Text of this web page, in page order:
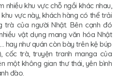
khu vực chỗ ngồi khác nhau,
vực này, khách hàng có thể trải
trà của người Nhật. Bên cạnh đó
vật dụng mang văn hóa Nhật
hay như quán còn bày trên kệ búp
cốc trà, truyện tranh manga của
một không gian thư thái, yên bình
đào.